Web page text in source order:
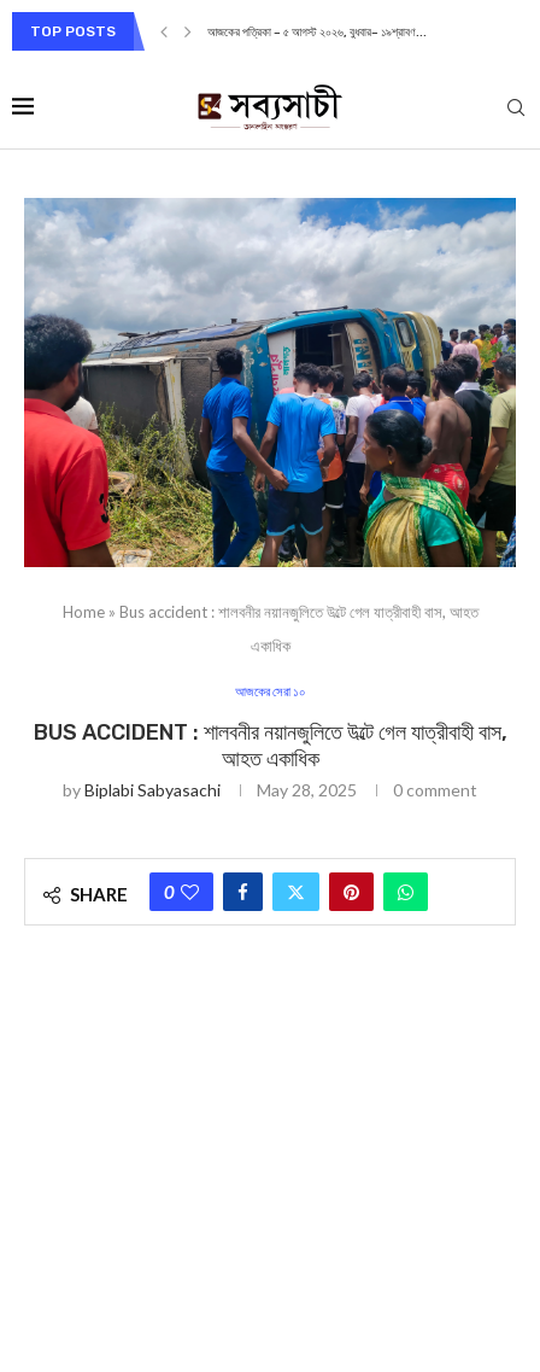
TOP POSTS আজকের পত্রিকা – ৫ আগস্ট ২০২৬, বুধবার– ১৯শ্রাবণ...
Home» Bus accident : শালবনীর নয়ানজুলিতে উল্টে গেল যাত্রীবাহী বাস, আহত
একাধিক
আজকের সেরা ১০
BUS ACCIDENT : শালবনীর নয়ানজুলিতে উল্টে গেল যাত্রীবাহী বাস,
আহত একাধিক
byBiplabi Sabyasachi May 28, 2025 0 comment
SHARE 0